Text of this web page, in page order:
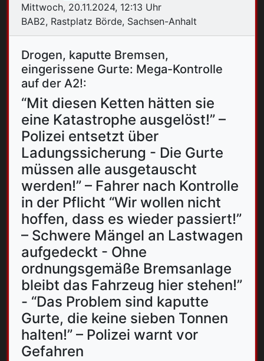
Mittwoch, 20.11.2024, 12:13 Uhr
BAB2, Rastplatz Börde, Sachsen-Anhalt
Drogen, kaputte Bremsen,
eingerissene Gurte: Mega-Kontrolle
auf der A2!:
“Mit diesen Ketten hätten sie
eine Katastrophe ausgelöst!” –
Polizei entsetzt über
Ladungssicherung - Die Gurte
müssen alle ausgetauscht
werden!” – Fahrer nach Kontrolle
in der Pflicht “Wir wollen nicht
hoffen, dass es wieder passiert!”
– Schwere Mängel an Lastwagen
aufgedeckt - Ohne
ordnungsgemäße Bremsanlage
bleibt das Fahrzeug hier stehen!”
- “Das Problem sind kaputte
Gurte, die keine sieben Tonnen
halten!” – Polizei warnt vor
Gefahren